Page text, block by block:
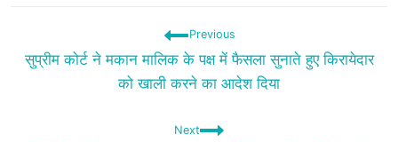
Previous
सुप्रीम कोर्ट ने मकान मालिक के पक्ष में फैसला सुनाते हुए किरायेदार
को खाली करने का आदेश दिया
Next